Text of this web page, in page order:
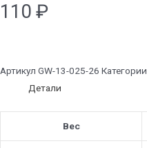
110 ₽
Артикул GW-13-025-26 Категории
Детали
Вес